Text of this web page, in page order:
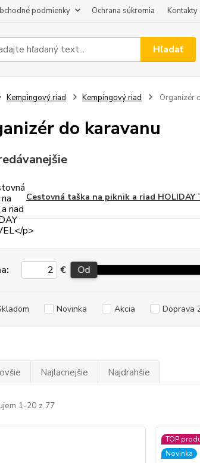
podmienky Ochrana súkromia Kontakty
Hľadať
Kempingový riad Kempingový riad Organizér
do karavanu
Cestovná taška na piknik a riad HOLIDAY
€ Od
Novinka Akcia Doprava
Najlacnejšie Najdrahšie
1-20 z 77
TOP
Novinka